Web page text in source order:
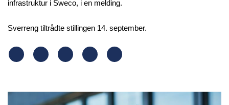
infrastruktur i Sweco, i en melding.
Sverreng tiltrådte stillingen 14. september.